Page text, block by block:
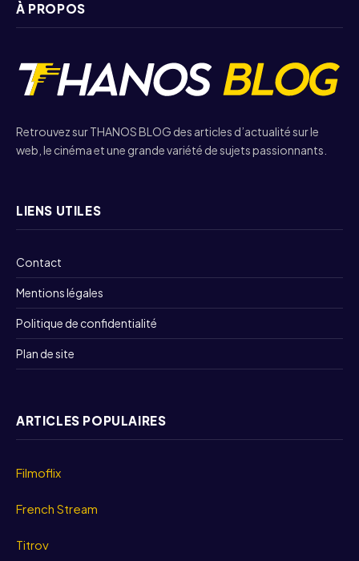
À PROPOS
Retrouvez sur THANOS BLOG des articles d’actualité sur le
web, le cinéma et une grande variété de sujets passionnants.
LIENS UTILES
Contact
Mentions légales
Politique de confidentialité
Plan de site
ARTICLES POPULAIRES
Filmoflix
French Stream
Titrov